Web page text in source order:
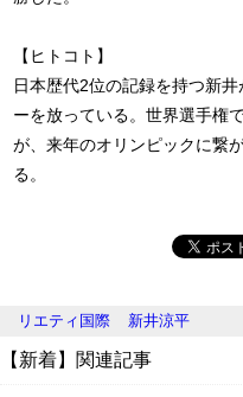
【ヒトコト】
日本歴代2位の記録を持つ新
ーを放っている。世界選手権
が、来年のオリンピックに繋
る。
リエティ国際 新井涼平
【新着】関連記事